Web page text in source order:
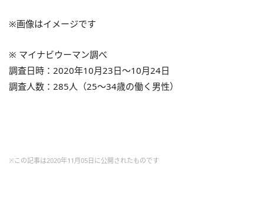
※画像はイメージです
※ マイナビウーマン調べ
調査日時：2020年10月23日～10月24日
調査人数：285人（25～34歳の働く男性）
※この記事は2020年11月05日に公開されたものです